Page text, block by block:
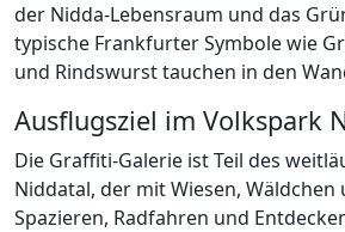
der Nidda-Lebensraum und das
typische Frankfurter Symbole wie
und Rindswurst tauchen in den
Ausflugsziel im Volkspark
Die Graffiti-Galerie ist Teil des
Niddatal, der mit Wiesen, Wäldchen
Spazieren, Radfahren und